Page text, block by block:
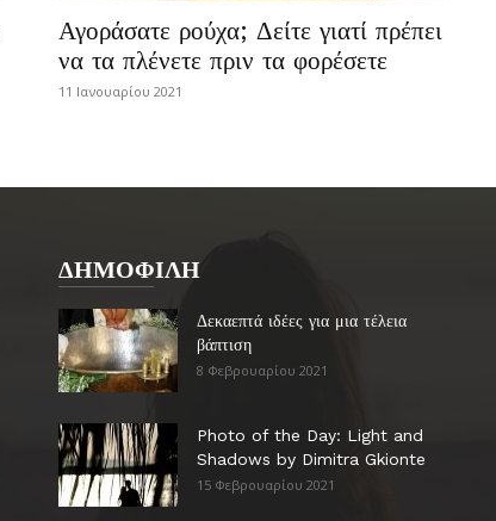
Αγοράσατε ρούχα; Δείτε γιατί πρέπει
να τα πλένετε πριν τα φορέσετε
11 Ιανουαρίου 2021
ΔΗΜΟΦΙΛΗ
Δεκαεπτά ιδέες για μια τέλεια
βάπτιση
8 Φεβρουαρίου 2021
Photo of the Day: Light and
Shadows by Dimitra Gkionte
15 Φεβρουαρίου 2021